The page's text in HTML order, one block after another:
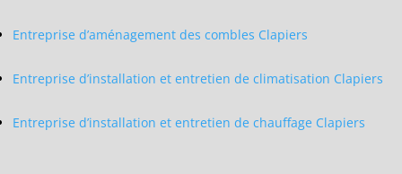
Entreprise d’aménagement des combles Clapiers
Entreprise d’installation et entretien de climatisation Clapiers
Entreprise d’installation et entretien de chauffage Clapiers